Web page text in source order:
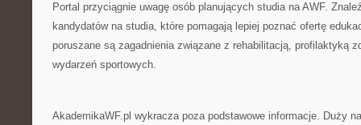
Portal przyciągnie uwagę osób planujących studia na AWF.
kandydatów na studia, które pomagają lepiej poznać ofertę
poruszane są zagadnienia związane z rehabilitacją, profilaktyką
wydarzeń sportowych.
AkademikaWF.pl wykracza poza podstawowe informacje. Duży